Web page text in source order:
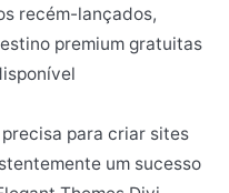
recém-lançados,
premium gratuitas
para criar sites
um sucesso